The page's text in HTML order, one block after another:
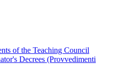
of the Teaching Council
Decrees (Provvedimenti